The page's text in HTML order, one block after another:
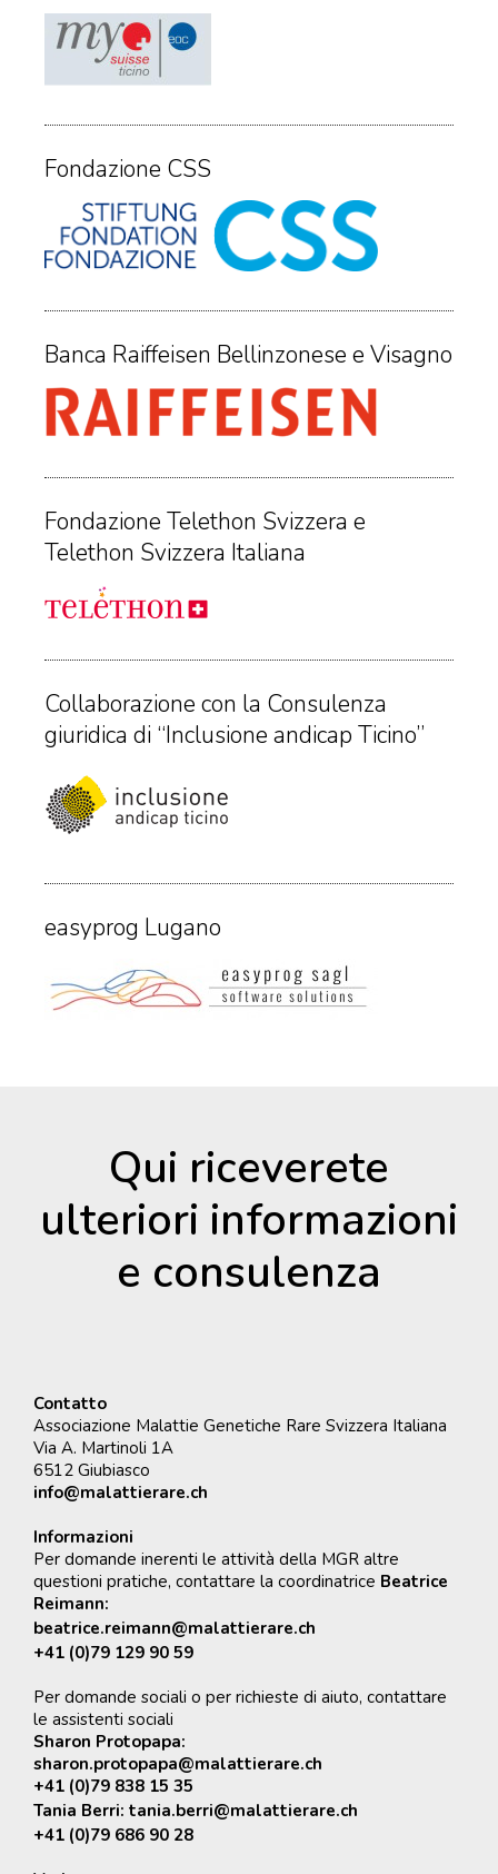
Fondazione CSS
Banca Raiffeisen Bellinzonese e Visagno
Fondazione Telethon Svizzera e
Telethon Svizzera Italiana
Collaborazione con la Consulenza
giuridica di “Inclusione andicap Ticino”
easyprog Lugano
Qui riceverete
ulteriori informazioni
e consulenza
Contatto
Associazione Malattie Genetiche Rare Svizzera Italiana
Via A. Martinoli 1A
6512 Giubiasco
info@malattierare.ch
Informazioni
Per domande inerenti le attività della MGR altre
questioni pratiche, contattare la coordinatrice Beatrice
Reimann:
beatrice.reimann@malattierare.ch
+41 (0)79 129 90 59
Per domande sociali o per richieste di aiuto, contattare
le assistenti sociali
Sharon Protopapa:
sharon.protopapa@malattierare.ch
+41 (0)79 838 15 35
Tania Berri: tania.berri@malattierare.ch
+41 (0)79 686 90 28